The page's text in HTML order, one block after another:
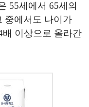
55세에서 65세의
중에서도 나이가
이상으로 올라간